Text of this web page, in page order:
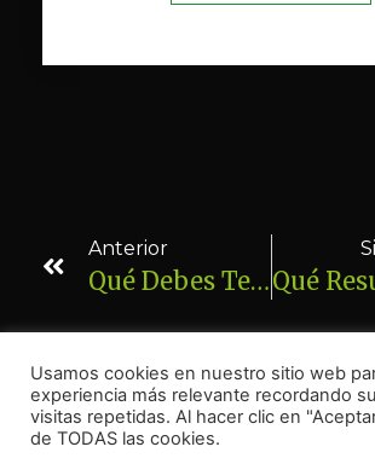
Anterior
Qué Debes Tener En Cuenta Al Elegir Un Profesional De Fisioterapia: Guía Práctica De Clínica Salux (Huelva)
Usamos cookies en nuestro sitio web
experiencia más relevante recordando
visitas repetidas. Al hacer clic en
de TODAS las cookies.